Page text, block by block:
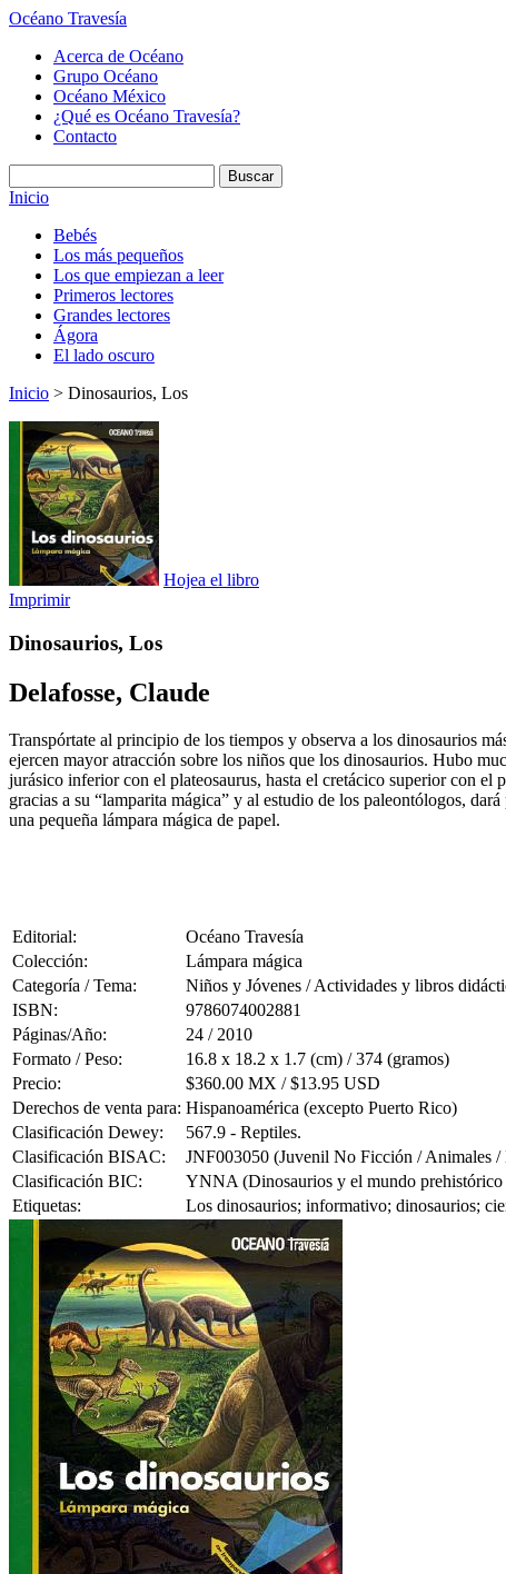
Océano Travesía
Acerca de Océano
Grupo Océano
Océano México
¿Qué es Océano Travesía?
Contacto
Inicio
Bebés
Los más pequeños
Los que empiezan a leer
Primeros lectores
Grandes lectores
Ágora
El lado oscuro
Inicio > Dinosaurios, Los
Hojea el libro
Imprimir
Dinosaurios, Los
Delafosse, Claude
Transpórtate al principio de los tiempos y observa a los dinosaurios
ejercen mayor atracción sobre los niños que los dinosaurios. Hubo
jurásico inferior con el plateosaurus, hasta el cretácico superior con
gracias a su “lamparita mágica” y al estudio de los paleontólogos,
una pequeña lámpara mágica de papel.
Editorial:
Océano Travesía
Colección:
Lámpara mágica
Categoría / Tema:
Niños y Jóvenes / Actividades y libros
ISBN:
9786074002881
Páginas/Año:
24 / 2010
Formato / Peso:
16.8 x 18.2 x 1.7 (cm) / 374 (gramos)
Precio:
$360.00 MX / $13.95 USD
Derechos de venta para: Hispanoamérica (excepto Puerto Rico)
Clasificación Dewey:
567.9 - Reptiles.
Clasificación BISAC:
JNF003050 (Juvenil No Ficción / Animales /
Clasificación BIC:
YNNA (Dinosaurios y el mundo
Etiquetas:
Los dinosaurios; informativo; dinosaurios;